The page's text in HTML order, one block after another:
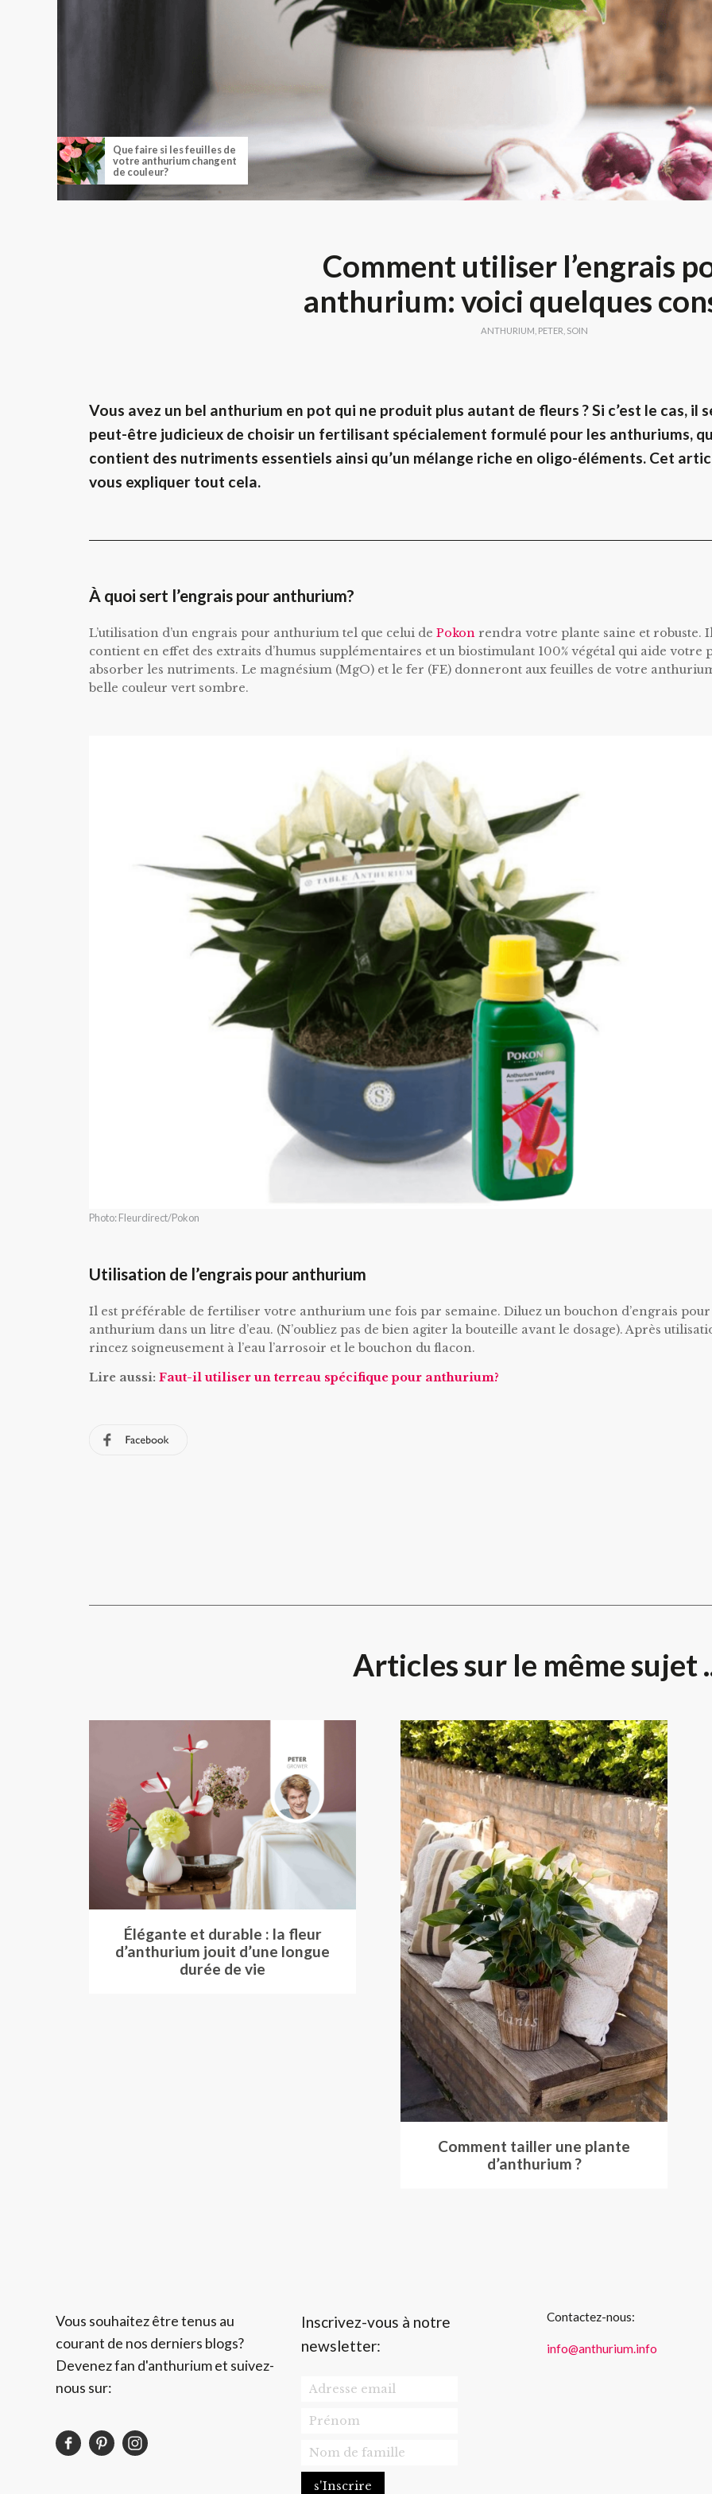
Que faire si les feuilles de
votre anthurium changent
de couleur?
Comment utiliser l’engrais
anthurium: voici quelques
ANTHURIUM PETER SOIN
Vous avez un bel anthurium en pot qui ne produit plus autant de fleurs ? Si c’est le cas, il
peut-être judicieux de choisir un fertilisant spécialement formulé pour les anthuriums,
contient des nutriments essentiels ainsi qu’un mélange riche en oligo-éléments. Cet
vous expliquer tout cela.
À quoi sert l’engrais pour anthurium?
L’utilisation d’un engrais pour anthurium tel que celui de Pokon rendra votre plante saine et robuste.
contient en effet des extraits d’humus supplémentaires et un biostimulant 100% végétal qui aide votre
absorber les nutriments. Le magnésium (MgO) et le fer (FE) donneront aux feuilles de votre
belle couleur vert sombre.
Photo: Fleurdirect/Pokon
Utilisation de l’engrais pour anthurium
Il est préférable de fertiliser votre anthurium une fois par semaine. Diluez un bouchon d’engrais pour
anthurium dans un litre d’eau. (N’oubliez pas de bien agiter la bouteille avant le dosage). Après
rincez soigneusement à l’eau l’arrosoir et le bouchon du flacon.
Lire aussi: Faut-il utiliser un terreau spécifique pour anthurium?
Articles sur le même sujet
Élégante et durable : la fleur
d’anthurium jouit d’une longue
durée de vie
Comment tailler une plante
d’anthurium ?
Vous souhaitez être tenus au
courant de nos derniers blogs?
Devenez fan d'anthurium et suivez-
nous sur:
Inscrivez-vous à notre
newsletter:
Contactez-nous:
info@anthurium.info